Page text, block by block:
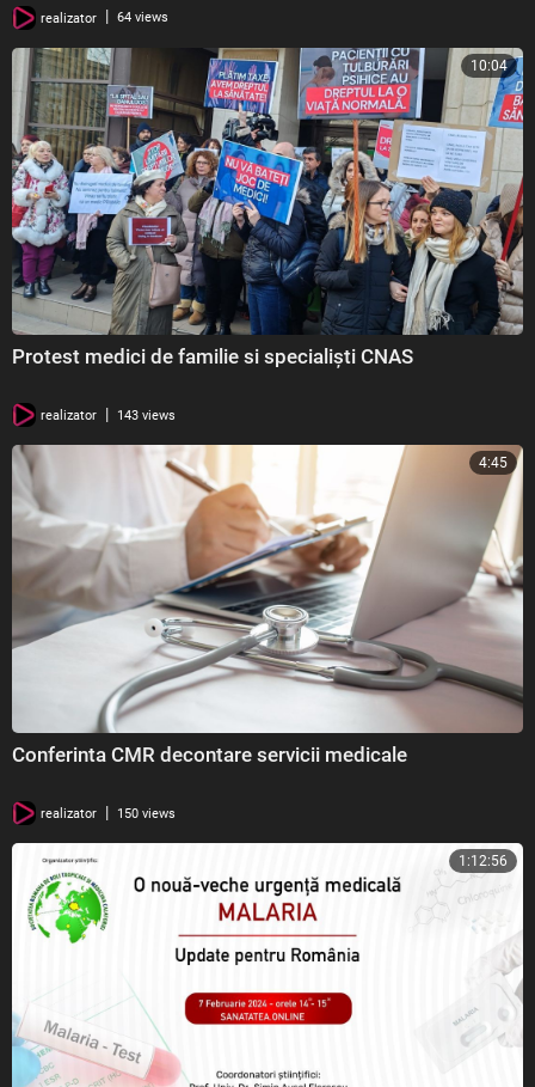
realizator | 64 views
10:04
Protest medici de familie si specialiști CNAS
realizator | 143 views
4:45
Conferinta CMR decontare servicii medicale
realizator | 150 views
1:12:56